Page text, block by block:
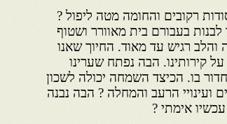
רקובים והחומה מטה ליפול ?
לבנות בעבורם בית מאוורר ושטוף
רגיש עד מאוד. החיוך שאנו
על קירותינו. הבה נפתח שערינו
בו. הכיצד השמחה יכולה לשכון
ועינויי הרעב והמחלה ? הבה נבנה
אימתי ?